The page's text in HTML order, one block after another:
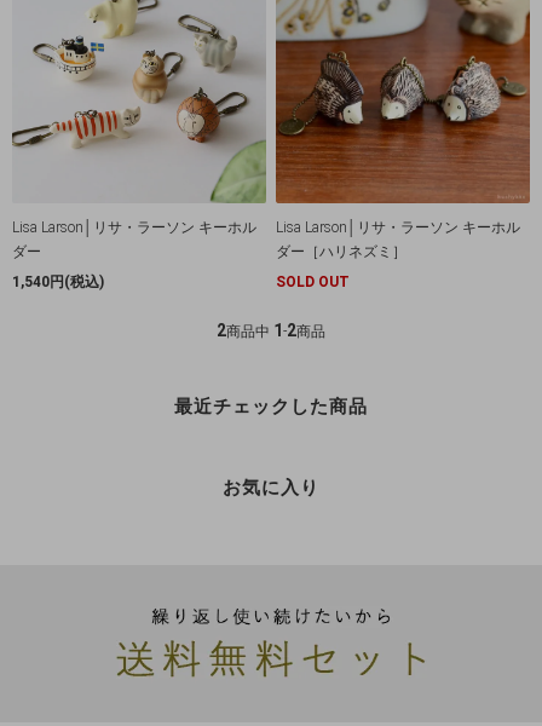
Lisa Larson│リサ・ラーソン キーホル
ダー
1,540円(税込)
Lisa Larson│リサ・ラーソン キーホル
ダー［ハリネズミ］
SOLD OUT
2商品中 1 -2商品
最近チェックした商品
お気に入り